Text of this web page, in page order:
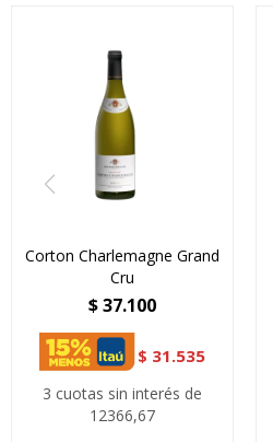
Corton Charlemagne Grand
Cru
$37.100
$ 31.535
3 cuotas sin interés de
12366,67